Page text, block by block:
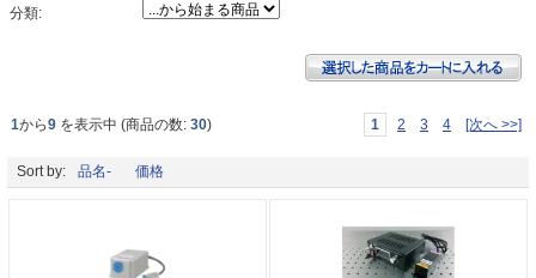
分類:
1から9 を表示中 (商品の数: 30) 1 2 3 4 [次へ >>]
Sort by: 品名- 価格